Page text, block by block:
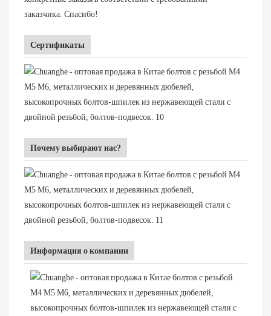
заказчика. Спасибо!
Сертификаты
Почему выбирают нас?
Информация о компании